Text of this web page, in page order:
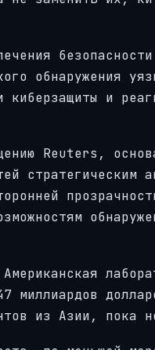
обнаружения
и
Reuters,
стратегическим
миллиардов
из Азии, пока